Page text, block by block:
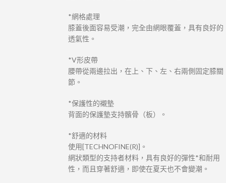
*網格處理
膝蓋後面容易受潮，完全由網眼覆蓋，具有良好的
透氣性。
*V形皮帶
腰帶從兩邊拉出，在上、下、左、右兩側固定膝關
節。
*保護性的襯墊
背面的保護墊支持髕骨（板）。
*舒適的材料
使用[TECHNOFINE(R)]。
網狀類型的支持者材料，具有良好的彈性*和耐用
性，而且穿著舒適，即使在夏天也不會變潮。